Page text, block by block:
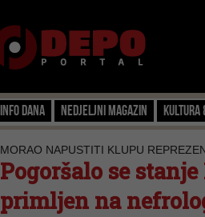
Info dana Nedjeljni magazin Kultura
MORAO NAPUSTITI KLUPU
Pogoršalo se
primljen na